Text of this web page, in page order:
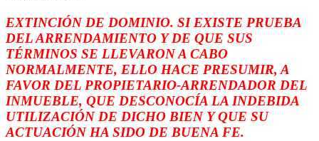
EXTINCIÓN DE DOMINIO. SI EXISTE PRUEBA
DEL ARRENDAMIENTO Y DE QUE SUS
TÉRMINOS SE LLEVARON A CABO
NORMALMENTE, ELLO HACE PRESUMIR, A
FAVOR DEL PROPIETARIO-ARRENDADOR DEL
INMUEBLE, QUE DESCONOCÍA LA INDEBIDA
UTILIZACIÓN DE DICHO BIEN Y QUE SU
ACTUACIÓN HA SIDO DE BUENA FE.